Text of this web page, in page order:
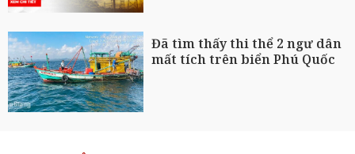
Đã tìm thấy thi thể 2 ngư dân
mất tích trên biển Phú Quốc